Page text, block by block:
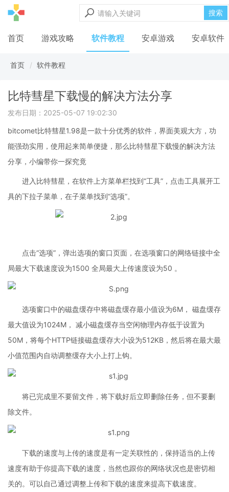
搜索
首页 游戏攻略 软件教程 安卓游戏 安卓软件
首页 软件教程
比特彗星下载慢的解决方法分享
发布日期：2025-05-07 19:02:30
bitcomet比特彗星1.98是一款十分优秀的软件，界面美观大方，功
能强劲实用，使用起来简单便捷，那么比特彗星下载慢的解决方法
分享，小编带你一探究竟
进入比特彗星，在软件上方菜单栏找到“工具”，点击工具展开工
具的下拉子菜单，在子菜单找到“选项”。
点击“选项”，弹出选项的窗口页面，在选项窗口的网络链接中全
局最大下载速度设为1500 全局最大上传速度设为50 。
选项窗口中的磁盘缓存中将磁盘缓存最小值设为6M， 磁盘缓存
最大值设为1024M， 减小磁盘缓存当空闲物理内存低于设置为
50M，将每个HTTP链接磁盘缓存大小设为512KB，然后将在最大最
小值范围内自动调整缓存大小上打上钩。
将已完成里不要留文件，将下载好后立即删除任务，但不要删
除文件。
下载的速度与上传的速度是有一定关联性的，保持适当的上传
速度有助于你提高下载的速度，当然也跟你的网络状况也是密切相
关的。可以自己通过调整上传和下载的速度来提高下载速度。